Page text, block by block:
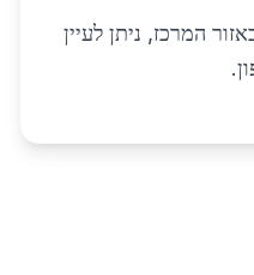
המרכז, ניתן לעיין